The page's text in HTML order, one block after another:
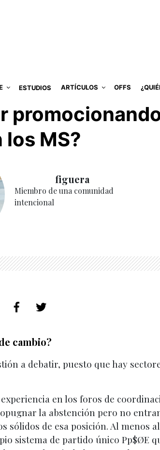
ESTUDIOS ARTÍCULOS OFFS
los MS?
figuera
Miembro de una comunidad
intencional
cambio?
a debatir, puesto que hay
en los foros de
la abstención pero no
de esa posición. Al menos
sistema de partido único Pp$ØE